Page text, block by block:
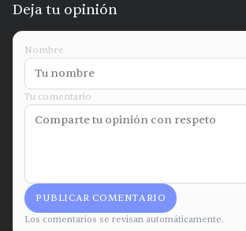
Deja tu opinión
Nombre
Tu comentario
PUBLICAR COMENTARIO
Los comentarios se revisan automáticamente.